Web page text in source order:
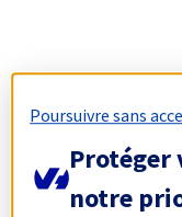
Poursuivre sans
Protéger
notre